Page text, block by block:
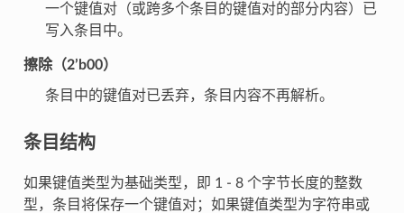
一个键值对（或跨多个条目的键值对的部分内容）已
写入条目中。
擦除（2’b00）
条目中的键值对已丢弃，条目内容不再解析。
条目结构
如果键值类型为基础类型，即 1 - 8 个字节长度的整数
型，条目将保存一个键值对；如果键值类型为字符串或